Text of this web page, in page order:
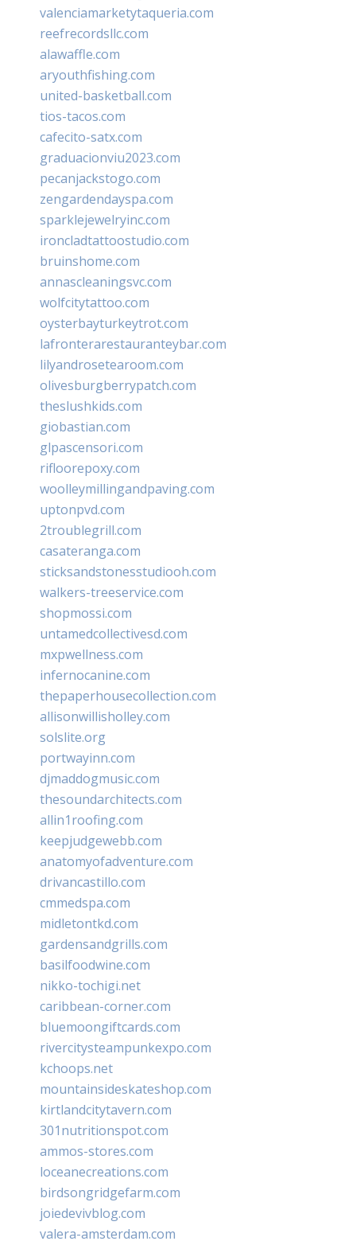
valenciamarketytaqueria.com
reefrecordsllc.com
alawaffle.com
aryouthfishing.com
united-basketball.com
tios-tacos.com
cafecito-satx.com
graduacionviu2023.com
pecanjackstogo.com
zengardendayspa.com
sparklejewelryinc.com
ironcladtattoostudio.com
bruinshome.com
annascleaningsvc.com
wolfcitytattoo.com
oysterbayturkeytrot.com
lafronterarestauranteybar.com
lilyandrosetearoom.com
olivesburgberrypatch.com
theslushkids.com
giobastian.com
glpascensori.com
rifloorepoxy.com
woolleymillingandpaving.com
uptonpvd.com
2troublegrill.com
casateranga.com
sticksandstonesstudiooh.com
walkers-treeservice.com
shopmossi.com
untamedcollectivesd.com
mxpwellness.com
infernocanine.com
thepaperhousecollection.com
allisonwillisholley.com
solslite.org
portwayinn.com
djmaddogmusic.com
thesoundarchitects.com
allin1roofing.com
keepjudgewebb.com
anatomyofadventure.com
drivancastillo.com
cmmedspa.com
midletontkd.com
gardensandgrills.com
basilfoodwine.com
nikko-tochigi.net
caribbean-corner.com
bluemoongiftcards.com
rivercitysteampunkexpo.com
kchoops.net
mountainsideskateshop.com
kirtlandcitytavern.com
301nutritionspot.com
ammos-stores.com
loceanecreations.com
birdsongridgefarm.com
joiedevivblog.com
valera-amsterdam.com